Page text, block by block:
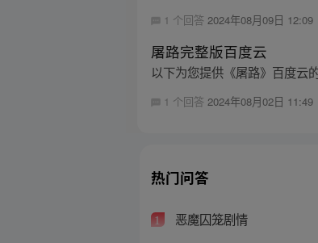
1 个回答 2024年08月09日 12:09
屠路完整版百度云
以下为您提供《屠路》百度云
1 个回答2024年08月02日 11:49
热门问答
1 恶魔囚笼剧情